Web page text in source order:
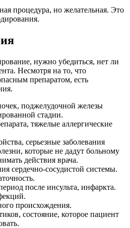
процедура, но желательная. Это
нужно убедиться, нет ли
Несмотря на то, что
препаратом, есть
поджелудочной железы
стадии.
тяжелые аллергические
серьезные заболевания
которые не дадут больному
действия врача.
сердечно-сосудистой системы.
после инсульта, инфаркта.
происхождения.
состояние, которое пациент